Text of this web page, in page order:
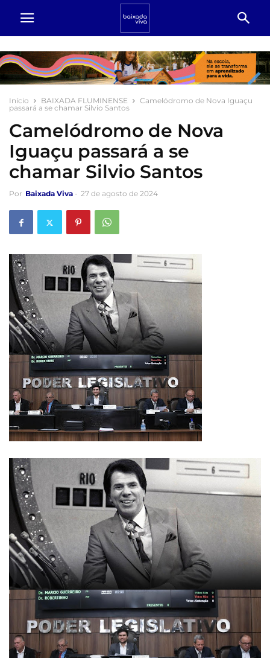
Início BAIXADA FLUMINENSE
Camelódromo de Nova Iguaçu
passará a se chamar Silvio Santos
Camelódromo de Nova
Iguaçu passará a se
chamar Silvio Santos
Por Baixada Viva - 27 de agosto de 2024